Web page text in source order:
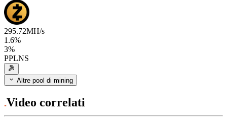
295.72MH/s
1.6%
3%
PPLNS
Altre pool di mining
Video correlati